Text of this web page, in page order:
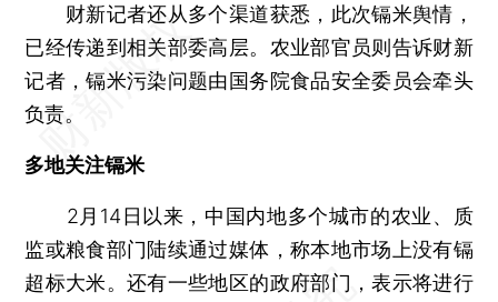
财新记者还从多个渠道获悉，此次镉米舆情，
已经传递到相关部委高层。农业部官员则告诉财新
记者，镉米污染问题由国务院食品安全委员会牵头
负责。
多地关注镉米
2月14日以来，中国内地多个城市的农业、质
监或粮食部门陆续通过媒体，称本地市场上没有镉
超标大米。还有一些地区的政府部门，表示将进行